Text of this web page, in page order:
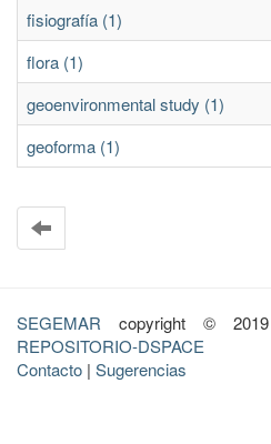
fisiografía (1)
flora (1)
geoenvironmental study (1)
geoforma (1)
SEGEMAR copyright © 2019
REPOSITORIO-DSPACE
Contacto | Sugerencias